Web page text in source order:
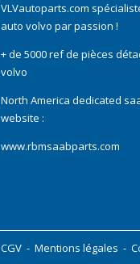
VLVautoparts.com
auto volvo par passion !
+ de 5000 ref de pièces
volvo
North America dedicated
website :
www.rbmsaabparts.com
CGV- Mentions légales -